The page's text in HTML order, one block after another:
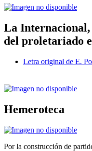
La
del proletariado
Letra original de E.
Hemeroteca
Por la construcción de